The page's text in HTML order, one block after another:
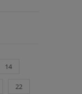
14
22